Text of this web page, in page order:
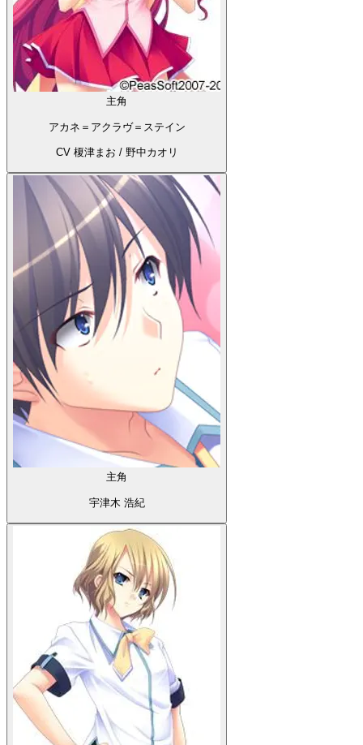
主角
アカネ＝アクラヴ＝ステイン
CV 榎津まお / 野中カオリ
主角
宇津木 浩紀